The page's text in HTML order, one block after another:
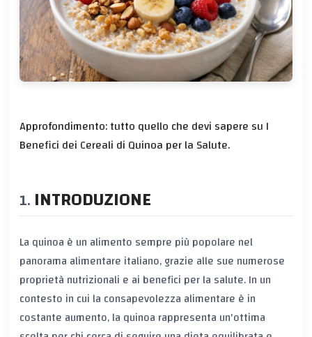
Approfondimento: tutto quello che devi sapere su I
Benefici dei Cereali di Quinoa per la Salute.
INTRODUZIONE
La quinoa è un alimento sempre più popolare nel
panorama alimentare italiano, grazie alle sue numerose
proprietà nutrizionali e ai benefici per la salute. In un
contesto in cui la consapevolezza alimentare è in
costante aumento, la quinoa rappresenta un'ottima